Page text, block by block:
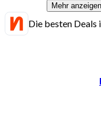
Mehr anzeigen
Die besten Deals